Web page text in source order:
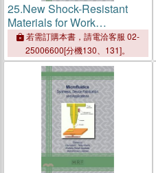
25.New Shock-Resistant
Materials for Work
Equipment used in
Potentially Explosive
Atmospheres
若需訂購本書，請電洽客服 02-
25006600[分機130、131]。